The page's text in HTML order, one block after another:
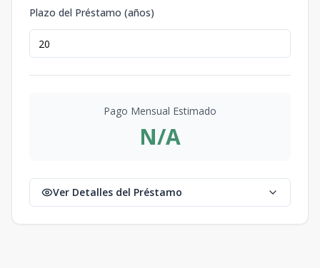
Plazo del Préstamo (años)
Pago Mensual Estimado
N/A
Ver Detalles del Préstamo